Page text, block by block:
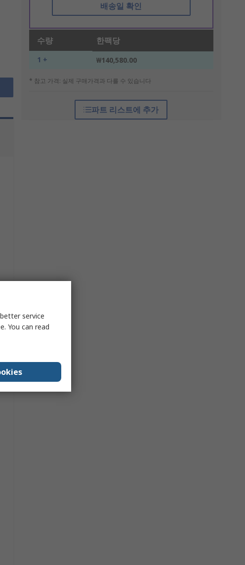
배송일 확인
수량 한팩당
1 + ₩140,580.00
* 참고 가격: 실제 구매가격과 다를 수 있습니다
파트 리스트에 추가
service
You can read